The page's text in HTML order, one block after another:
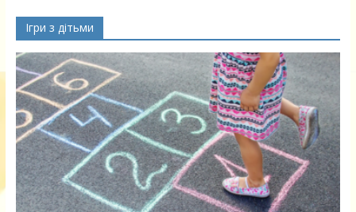
Ігри з дітьми